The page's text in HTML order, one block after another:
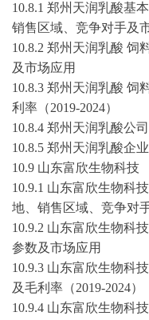
10.8.1 郑州天润乳酸基
销售区域、竞争对手及
10.8.2 郑州天润乳酸 饲
及市场应用
10.8.3 郑州天润乳酸 饲
利率（2019-2024）
10.8.4 郑州天润乳酸公
10.8.5 郑州天润乳酸企
10.9 山东富欣生物科技
10.9.1 山东富欣生物科
地、销售区域、竞争对
10.9.2 山东富欣生物科
参数及市场应用
10.9.3 山东富欣生物科
及毛利率（2019-2024）
10.9.4 山东富欣生物科